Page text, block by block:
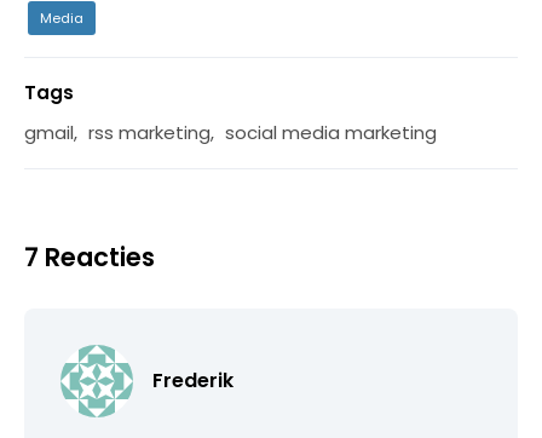
Media
Tags
gmail, rss marketing, social media marketing
7 Reacties
Frederik